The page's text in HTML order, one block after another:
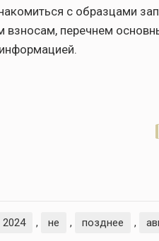
с образцами
взносам, перечнем
2024 , не , позднее ,